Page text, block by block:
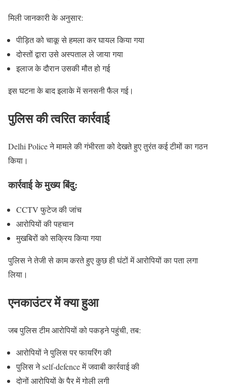
मिली जानकारी के अनुसार:
पीड़ित को चाकू से हमला कर घायल किया गया
दोस्तों द्वारा उसे अस्पताल ले जाया गया
इलाज के दौरान उसकी मौत हो गई
इस घटना के बाद इलाके में सनसनी फैल गई।
पुलिस की त्वरित कार्रवाई
Delhi Police ने मामले की गंभीरता को देखते हुए तुरंत कई टीमों का गठन
किया।
कार्रवाई के मुख्य बिंदु:
CCTV फुटेज की जांच
आरोपियों की पहचान
मुखबिरों को सक्रिय किया गया
पुलिस ने तेजी से काम करते हुए कुछ ही घंटों में आरोपियों का पता लगा
लिया।
एनकाउंटर में क्या हुआ
जब पुलिस टीम आरोपियों को पकड़ने पहुंची, तब:
आरोपियों ने पुलिस पर फायरिंग की
पुलिस ने self-defence में जवाबी कार्रवाई की
दोनों आरोपियों के पैर में गोली लगी